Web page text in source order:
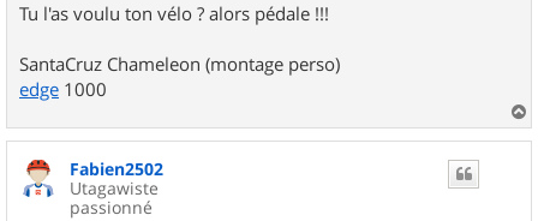
Tu l'as voulu ton vélo ? alors pédale !!!
SantaCruz Chameleon (montage perso)
edge 1000
a
Fabien2502
Utagawiste
passionné